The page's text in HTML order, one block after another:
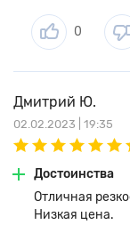
0
Дмитрий Ю.
02.02.2023 | 19:35
Достоинства
Отличная
Низкая цена.